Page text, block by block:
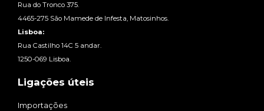
Rua do Tronco 375.
4465-275 São Mamede de Infesta, Matosinhos.
Lisboa:
Rua Castilho 14C 5 andar.
1250-069 Lisboa.
Ligações úteis
Importações